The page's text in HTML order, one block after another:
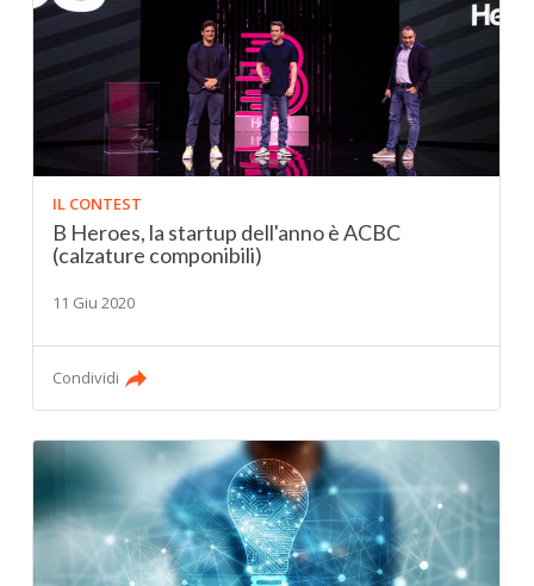
IL CONTEST
B Heroes, la startup dell'anno è ACBC
(calzature componibili)
11 Giu 2020
Condividi